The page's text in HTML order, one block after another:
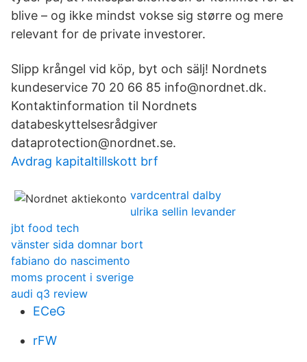
blive – og ikke mindst vokse sig større og mere
relevant for de private investorer.
Slipp krångel vid köp, byt och sälj! Nordnets
kundeservice 70 20 66 85 info@nordnet.dk.
Kontaktinformation til Nordnets
databeskyttelsesrådgiver
dataprotection@nordnet.se.
Avdrag kapitaltillskott brf
vardcentral dalby
ulrika sellin levander
jbt food tech
vänster sida domnar bort
fabiano do nascimento
moms procent i sverige
audi q3 review
ECeG
rFW